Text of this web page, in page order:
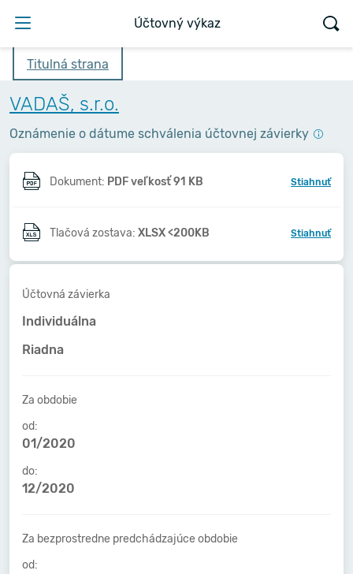
Účtovný výkaz
Titulná strana
VADAŠ, s.r.o.
Oznámenie o dátume schválenia účtovnej závierky
Dokument: PDF veľkosť 91 KB Stiahnuť
Tlačová zostava: XLSX <200KB Stiahnuť
Účtovná závierka
Individuálna
Riadna
Za obdobie
od:
01/2020
do:
12/2020
Za bezprostredne predchádzajúce obdobie
od: